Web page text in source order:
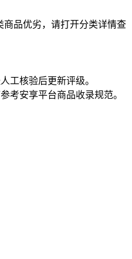
品优劣，请打开分类详情查
工核验后更新评级。
考安享平台商品收录规范。